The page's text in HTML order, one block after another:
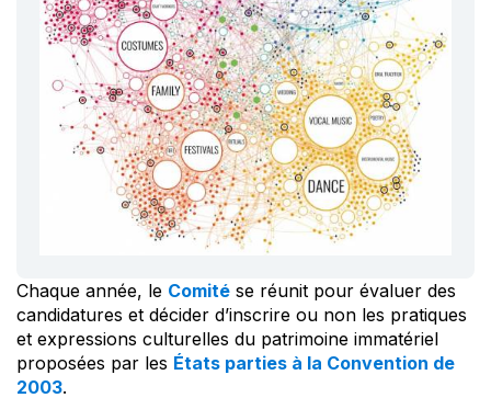
Chaque année, le Comité se réunit pour évaluer des
candidatures et décider d’inscrire ou non les pratiques
et expressions culturelles du patrimoine immatériel
proposées par les États parties à la Convention de
2003.